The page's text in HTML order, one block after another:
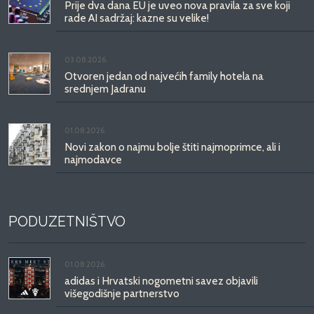
Prije dva dana EU je uveo nova pravila za sve koji
rade AI sadržaj: kazne su velike!
03.08.2026.
Otvoren jedan od najvećih family hotela na
srednjem Jadranu
01.08.2026.
Novi zakon o najmu bolje štiti najmoprimce, ali i
najmodavce
PODUZETNIŠTVO
01.08.2026.
adidas i Hrvatski nogometni savez objavili
višegodišnje partnerstvo